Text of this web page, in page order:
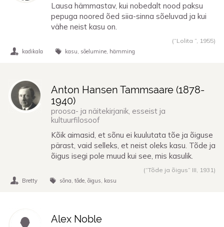
Lausa hämmastav, kui nobedalt nood paksu
pepuga noored õed siia-sinna sõeluvad ja kui
vähe neist kasu on.
(“Lolita ”, 1955)
kadikala kasu sõelumine hämming
Anton Hansen Tammsaare (1878-
1940)
proosa- ja näitekirjanik, esseist ja
kultuurfilosoof
Kõik aimasid, et sõnu ei kuulutata tõe ja õiguse
pärast, vaid selleks, et neist oleks kasu. Tõde ja
õigus isegi pole muud kui see, mis kasulik.
(“Tõde ja õigus” III, 1931)
Bretty sõna tõde õigus kasu
Alex Noble